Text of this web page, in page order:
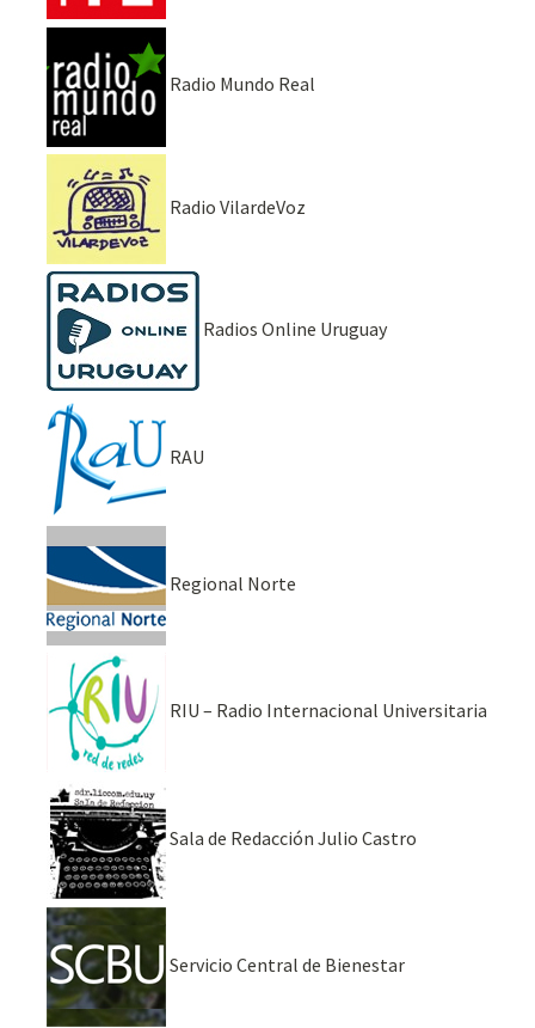
Radio Mundo Real
Radio VilardeVoz
Radios Online Uruguay
RAU
Regional Norte
RIU – Radio Internacional Universitaria
Sala de Redacción Julio Castro
Servicio Central de Bienestar